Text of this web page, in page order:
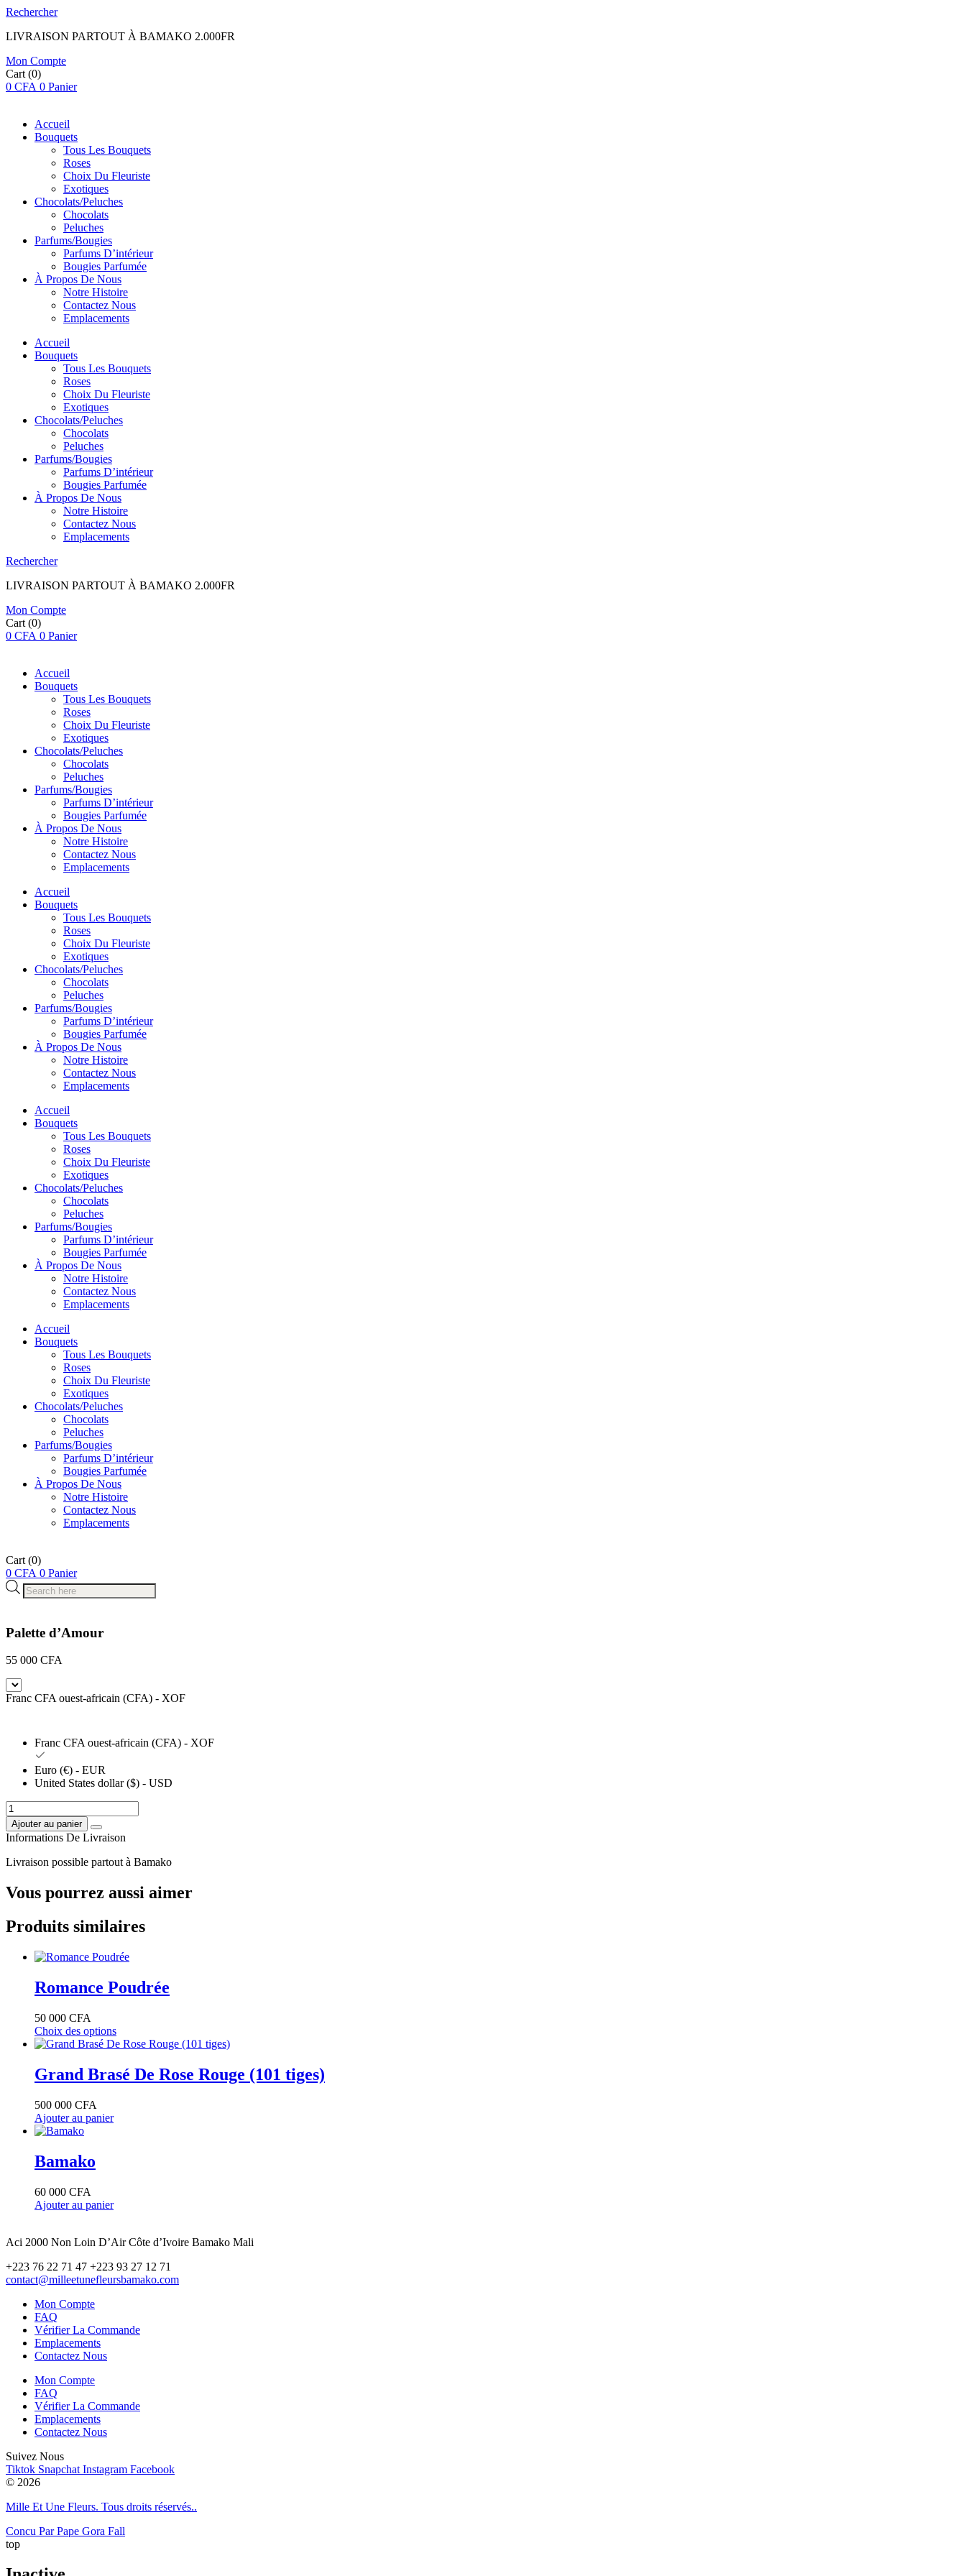
Rechercher
LIVRAISON PARTOUT À BAMAKO 2.000FR
Mon Compte
Cart (0)
0 CFA 0 Panier
Accueil
Bouquets
Tous Les Bouquets
Roses
Choix Du Fleuriste
Exotiques
Chocolats/Peluches
Chocolats
Peluches
Parfums/Bougies
Parfums D’intérieur
Bougies Parfumée
À Propos De Nous
Notre Histoire
Contactez Nous
Emplacements
Accueil
Bouquets
Tous Les Bouquets
Roses
Choix Du Fleuriste
Exotiques
Chocolats/Peluches
Chocolats
Peluches
Parfums/Bougies
Parfums D’intérieur
Bougies Parfumée
À Propos De Nous
Notre Histoire
Contactez Nous
Emplacements
Rechercher
LIVRAISON PARTOUT À BAMAKO 2.000FR
Mon Compte
Cart (0)
0 CFA 0 Panier
Accueil
Bouquets
Tous Les Bouquets
Roses
Choix Du Fleuriste
Exotiques
Chocolats/Peluches
Chocolats
Peluches
Parfums/Bougies
Parfums D’intérieur
Bougies Parfumée
À Propos De Nous
Notre Histoire
Contactez Nous
Emplacements
Accueil
Bouquets
Tous Les Bouquets
Roses
Choix Du Fleuriste
Exotiques
Chocolats/Peluches
Chocolats
Peluches
Parfums/Bougies
Parfums D’intérieur
Bougies Parfumée
À Propos De Nous
Notre Histoire
Contactez Nous
Emplacements
Accueil
Bouquets
Tous Les Bouquets
Roses
Choix Du Fleuriste
Exotiques
Chocolats/Peluches
Chocolats
Peluches
Parfums/Bougies
Parfums D’intérieur
Bougies Parfumée
À Propos De Nous
Notre Histoire
Contactez Nous
Emplacements
Accueil
Bouquets
Tous Les Bouquets
Roses
Choix Du Fleuriste
Exotiques
Chocolats/Peluches
Chocolats
Peluches
Parfums/Bougies
Parfums D’intérieur
Bougies Parfumée
À Propos De Nous
Notre Histoire
Contactez Nous
Emplacements
Cart (0)
0 CFA 0 Panier
Recherche
de
Palette d’Amour
55 000 CFA
Franc CFA ouest-africain (CFA) - XOF
Franc CFA ouest-africain (CFA) - XOF
Euro (€) - EUR
United States dollar ($) - USD
quantité
de
Palette
d'Amour
Ajouter au panier
Informations De Livraison
Livraison possible partout à Bamako
Vous pourrez aussi aimer
Produits similaires
Romance Poudrée
50 000 CFA
Choix des options
Ce
a
plusieurs
Les
options
peuvent
choisies
sur
la
page
du
Grand Brasé De Rose Rouge (101 tiges)
500 000 CFA
Ajouter au panier
Bamako
60 000 CFA
Ajouter au panier
Aci 2000 Non Loin D’Air Côte d’Ivoire Bamako Mali
+223 76 22 71 47 +223 93 27 12 71
contact@milleetunefleursbamako.com
Mon Compte
FAQ
Vérifier La Commande
Emplacements
Contactez Nous
Mon Compte
FAQ
Vérifier La Commande
Emplacements
Contactez Nous
Suivez Nous
Tiktok Snapchat Instagram Facebook
© 2026
Mille Et Une Fleurs. Tous droits réservés..
Concu Par Pape Gora Fall
top